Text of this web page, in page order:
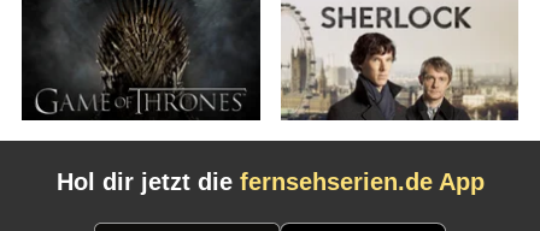
Hol dir jetzt die fernsehserien.de App